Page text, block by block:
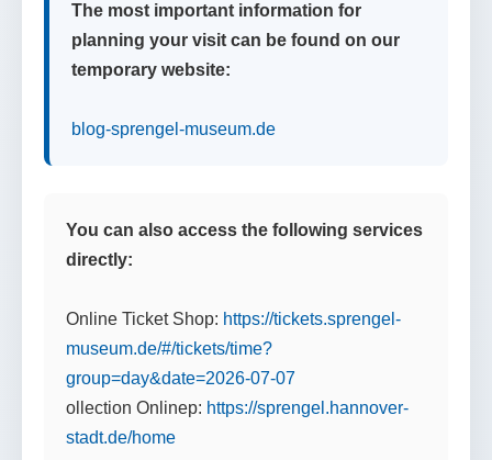
The most important information for
planning your visit can be found on our
temporary website:
blog-sprengel-museum.de
You can also access the following services
directly:
Online Ticket Shop: https://tickets.sprengel-
museum.de/#/tickets/time?
group=day&date=2026-07-07
ollection Onlinep: https://sprengel.hannover-
stadt.de/home